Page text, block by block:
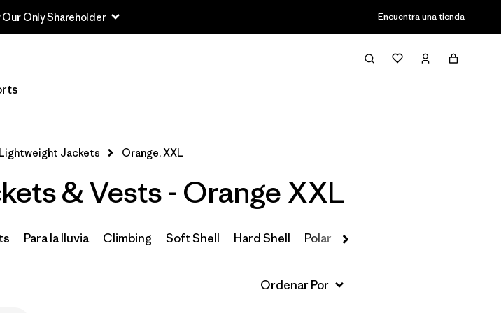
Encuentra una tienda
Filter & Sort
Lightweight Jackets Orange, XXL
& Vests - Orange XXL
Para la lluvia Climbing Soft Shell Hard Shell Polar Insulated